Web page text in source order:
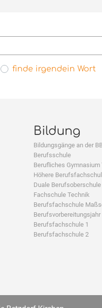
finde irgendein Wort
Bildung
Bildungsgänge an der
Berufsschule
Berufliches Gymnasium
Höhere
Duale
Fachschule Technik
Berufsfachschule
Berufsvorbereitungsjahr
Berufsfachschule 1
Berufsfachschule 2